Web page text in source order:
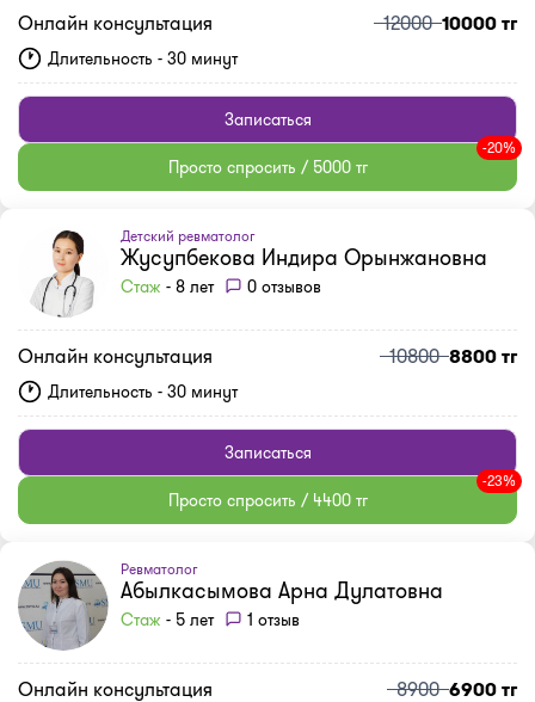
Онлайн консультация 1200010000 тг
Длительность - 30 минут
Записаться
Просто спросить / 5000 тг
-20%
Детский ревматолог
Жусупбекова Индира Орынжановна
Стаж - 8 лет 0 отзывов
Онлайн консультация 108008800 тг
Длительность - 30 минут
Записаться
Просто спросить / 4400 тг
-23%
Ревматолог
Абылкасымова Арна Дулатовна
Стаж - 5 лет 1 отзыв
Онлайн консультация 89006900 тг